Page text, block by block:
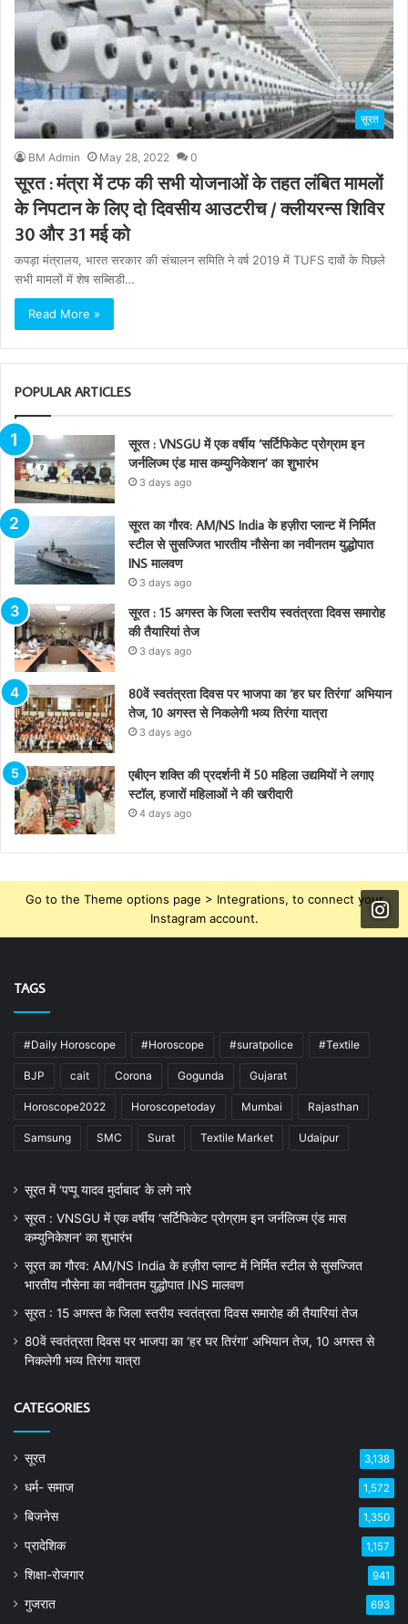
सूरत
BM Admin May 28, 2022 0
सूरत : मंत्रा में टफ की सभी योजनाओं के तहत लंबित मामलों
के निपटान के लिए दो दिवसीय आउटरीच / क्लीयरन्स शिविर
30 और 31 मई को
कपड़ा मंत्रालय, भारत सरकार की संचालन समिति ने वर्ष 2019 में TUFS दावों के पिछले
सभी मामलों में शेष सब्सिडी…
Read More »
POPULAR ARTICLES
सूरत : VNSGU में एक वर्षीय ‘सर्टिफिकेट प्रोग्राम इन
जर्नलिज्म एंड मास कम्युनिकेशन’ का शुभारंभ
3 days ago
सूरत का गौरव: AM/NS India के हज़ीरा प्लान्ट में निर्मित
स्टील से सुसज्जित भारतीय नौसेना का नवीनतम युद्धोपात
INS मालवण
3 days ago
सूरत : 15 अगस्त के जिला स्तरीय स्वतंत्रता दिवस समारोह
की तैयारियां तेज
3 days ago
80वें स्वतंत्रता दिवस पर भाजपा का ‘हर घर तिरंगा’ अभियान
तेज, 10 अगस्त से निकलेगी भव्य तिरंगा यात्रा
3 days ago
एबीएन शक्ति की प्रदर्शनी में 50 महिला उद्यमियों ने लगाए
स्टॉल, हजारों महिलाओं ने की खरीदारी
4 days ago
Go to the Theme options page > Integrations, to connect your
Instagram account.
TAGS
#Daily Horoscope #Horoscope #suratpolice #Textile
BJP cait Corona Gogunda Gujarat
Horoscope2022 Horoscopetoday Mumbai Rajasthan
Samsung SMC Surat Textile Market Udaipur
सूरत में ‘पप्पू यादव मुर्दाबाद’ के लगे नारे
सूरत : VNSGU में एक वर्षीय ‘सर्टिफिकेट प्रोग्राम इन जर्नलिज्म एंड मास
कम्युनिकेशन’ का शुभारंभ
सूरत का गौरव: AM/NS India के हज़ीरा प्लान्ट में निर्मित स्टील से सुसज्जित
भारतीय नौसेना का नवीनतम युद्धोपात INS मालवण
सूरत : 15 अगस्त के जिला स्तरीय स्वतंत्रता दिवस समारोह की तैयारियां तेज
80वें स्वतंत्रता दिवस पर भाजपा का ‘हर घर तिरंगा’ अभियान तेज, 10 अगस्त से
निकलेगी भव्य तिरंगा यात्रा
CATEGORIES
सूरत 3,138
धर्म- समाज 1,572
बिजनेस 1,350
प्रादेशिक 1,157
शिक्षा-रोजगार 941
गुजरात 693